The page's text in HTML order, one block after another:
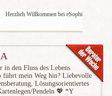
bei eSophia >>> wir sind von ganzem
den Fluss des Lebens
führt mein Weg hin? Liebevolle
Lösungsorientiertes
Pendeln 💖 *Y